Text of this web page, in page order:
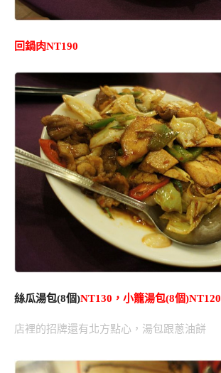
回鍋肉NT190
絲瓜湯包(8個)NT130， 小籠湯包(8個)NT120
店裡的招牌還有北方點心，湯包跟蔥油餅